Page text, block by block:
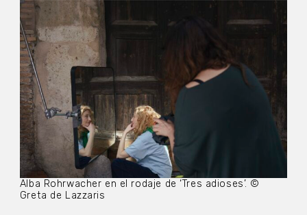
Alba Rohrwacher en el rodaje de ‘Tres adioses’. ©
Greta de Lazzaris